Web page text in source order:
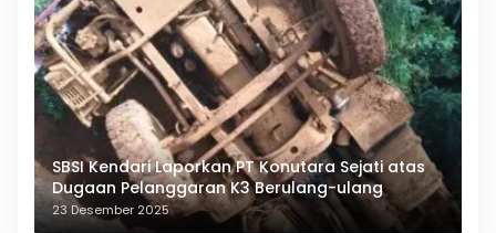
SBSI Kendari Laporkan PT Konutara Sejati atas
Dugaan Pelanggaran K3 Berulang-ulang
23 Desember 2025